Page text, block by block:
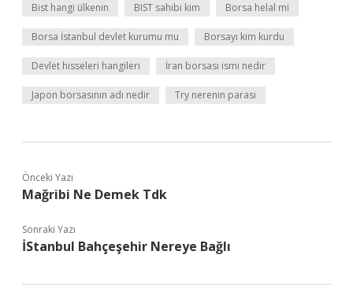
Bist hangi ülkenin BIST sahibi kim Borsa helal mi
Borsa İstanbul devlet kurumu mu Borsayı kim kurdu
Devlet hisseleri hangileri İran borsası ismi nedir
Japon borsasının adı nedir Try nerenin parası
Önceki Yazı
Mağribi Ne Demek Tdk
Sonraki Yazı
İStanbul Bahçeşehir Nereye Bağlı